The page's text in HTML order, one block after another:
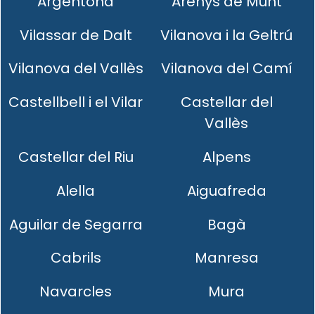
Vilassar de Dalt
Vilanova i la Geltrú
Vilanova del Vallès
Vilanova del Camí
Castellbell i el Vilar
Castellar del
Vallès
Castellar del Riu
Alpens
Alella
Aiguafreda
Aguilar de Segarra
Bagà
Cabrils
Manresa
Navarcles
Mura